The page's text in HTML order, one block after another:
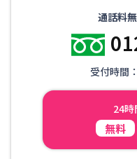
通話料
受付時間
24
無料